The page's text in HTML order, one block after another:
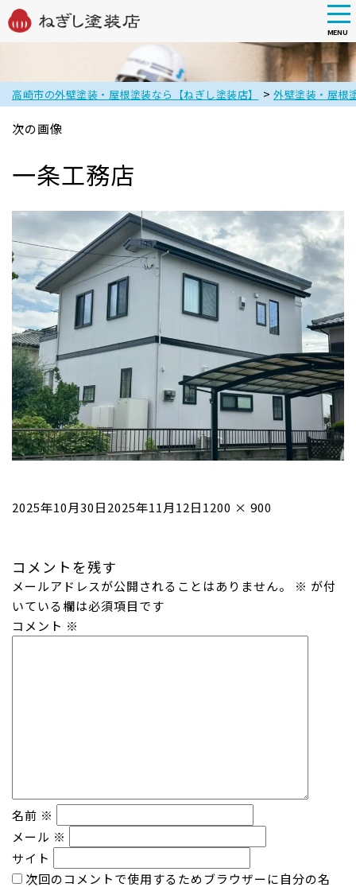
main
content
MENU
高崎市の外壁塗装・屋根塗装なら【ねぎし塗装店】 > 外壁塗装・屋根
次の画像
一条工務店
投
2025年10月30日2025年11月12日フ
ズ
1200 × 900
コメントを残す
メールアドレスが公開されることはありません。 ※ が付
いている欄は必須項目です
コメント ※
名前 ※
メール ※
サイト
次回のコメントで使用するためブラウザーに自分の名